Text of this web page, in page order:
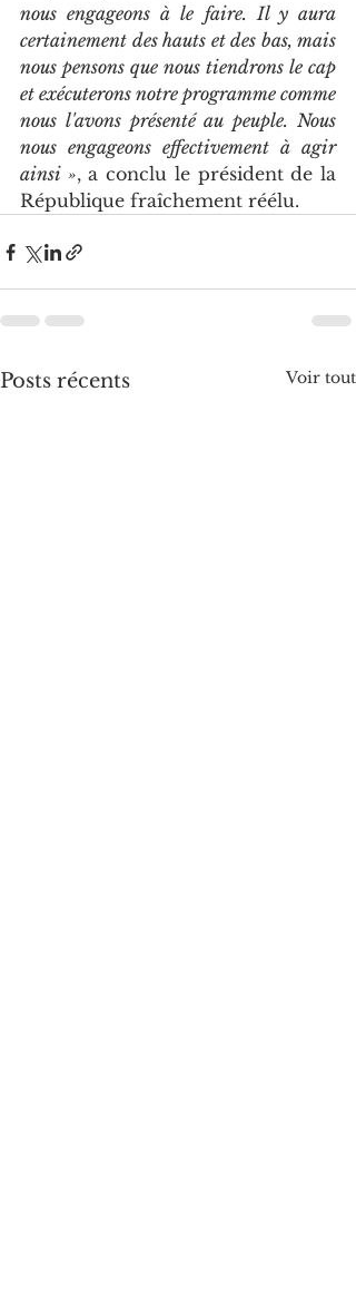
nous engageons à le faire. Il y aura
certainement des hauts et des bas, mais
nous pensons que nous tiendrons le cap
et exécuterons notre programme comme
nous l'avons présenté au peuple. Nous
nous engageons effectivement à agir
ainsi », a conclu le président de la
République fraîchement réélu.
Posts récents Voir tout